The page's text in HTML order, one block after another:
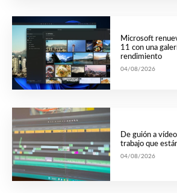
Microsoft
11 con una
rendimiento
04/08/2026
De guión a
trabajo que
04/08/2026